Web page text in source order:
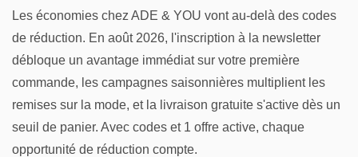
Les économies chez ADE & YOU vont au-delà des codes
de réduction. En août 2026, l'inscription à la newsletter
débloque un avantage immédiat sur votre première
commande, les campagnes saisonnières multiplient les
remises sur la mode, et la livraison gratuite s'active dès un
seuil de panier. Avec codes et 1 offre active, chaque
opportunité de réduction compte.